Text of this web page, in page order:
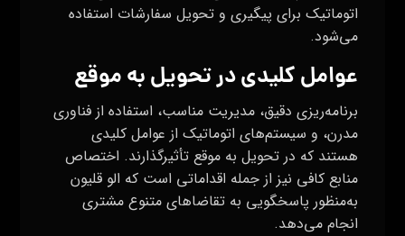
اتوماتیک برای پیگیری و تحویل سفارشات استفاده
می‌شود.
عوامل کلیدی در تحویل به موقع
برنامه‌ریزی دقیق، مدیریت مناسب، استفاده از فناوری
مدرن، و سیستم‌های اتوماتیک از عوامل کلیدی
هستند که در تحویل به موقع تأثیرگذارند. اختصاص
منابع کافی نیز از جمله اقداماتی است که الو قلیون
به‌منظور پاسخگویی به تقاضاهای متنوع مشتری
انجام می‌دهد.